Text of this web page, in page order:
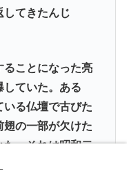
してきたんじ
ることになった亮
していた。ある
いる仏壇で古びた
の一部が欠けた
た。それは昭和二
の切なくも美し